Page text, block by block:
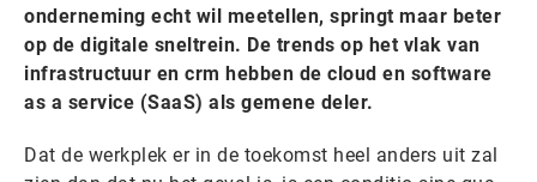
onderneming echt wil meetellen, springt maar beter
op de digitale sneltrein. De trends op het vlak van
infrastructuur en crm hebben de cloud en software
as a service (SaaS) als gemene deler.
Dat de werkplek er in de toekomst heel anders uit zal